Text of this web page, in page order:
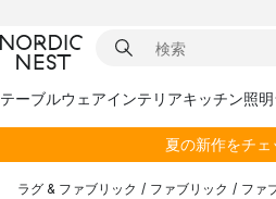
テーブルウェアインテリアキッチン照明
夏の新作をチェ
ラグ & ファブリック / ファブリック / ファ